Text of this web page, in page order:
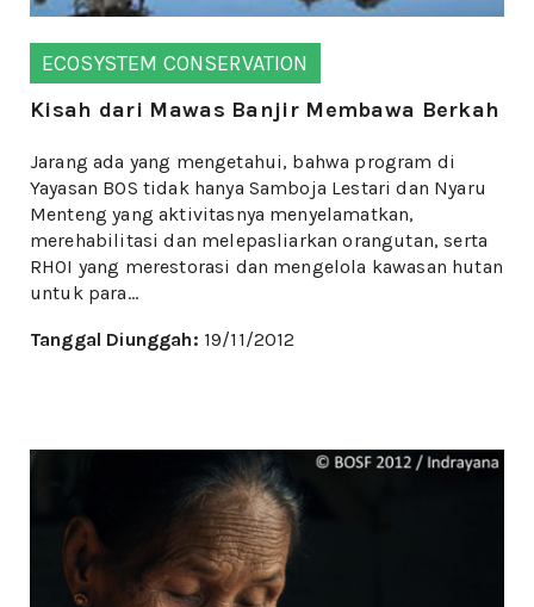
ECOSYSTEM CONSERVATION
Kisah dari Mawas Banjir Membawa Berkah
Jarang ada yang mengetahui, bahwa program di
Yayasan BOS tidak hanya Samboja Lestari dan Nyaru
Menteng yang aktivitasnya menyelamatkan,
merehabilitasi dan melepasliarkan orangutan, serta
RHOI yang merestorasi dan mengelola kawasan hutan
untuk para...
Tanggal Diunggah: 19/11/2012